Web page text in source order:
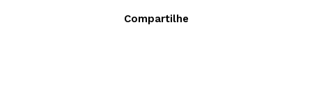
Compartilhe